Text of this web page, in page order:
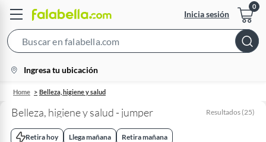
Inicia sesión
Bar
location-
icon
Ingresa tu ubicación
Home Belleza, higiene y salud
Belleza, higiene y salud - jumper Resultados (25)
Retira hoy Llega mañana Retira mañana